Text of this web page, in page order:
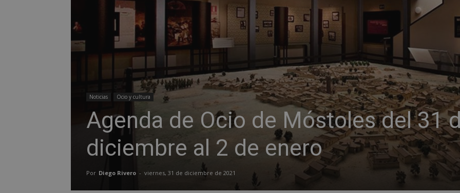
Noticias Ocio y cultura
Agenda de Ocio de Móstoles del 31
diciembre al 2 de enero
Por Diego Rivero - viernes, 31 de diciembre de 2021